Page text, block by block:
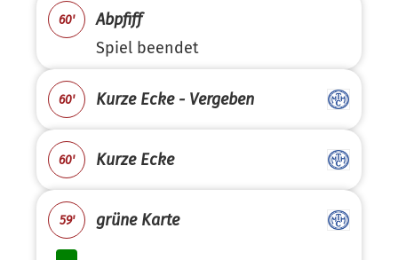
60'
Abpfiff
Spiel beendet
60' Kurze Ecke - Vergeben
60' Kurze Ecke
59' grüne Karte